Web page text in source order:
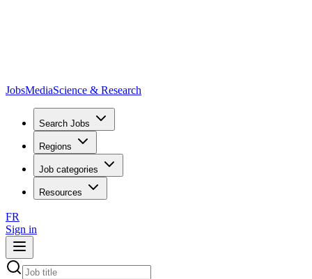
JobsMediaScience & Research
Search Jobs
Regions
Job categories
Resources
FR
Sign in